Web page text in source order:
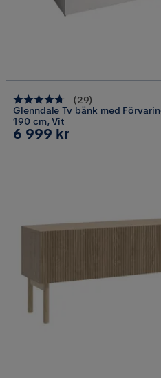
(29)
Glenndale Tv bänk med
190 cm, Vit
Pris
6 999 kr